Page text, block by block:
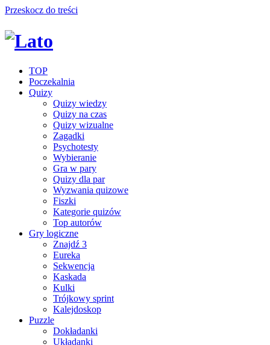
Przeskocz do treści
TOP
Poczekalnia
Quizy
Quizy wiedzy
Quizy na czas
Quizy wizualne
Zagadki
Psychotesty
Wybieranie
Gra w pary
Quizy dla par
Wyzwania quizowe
Fiszki
Kategorie quizów
Top autorów
Gry logiczne
Znajdź 3
Eureka
Sekwencja
Kaskada
Kulki
Trójkowy sprint
Kalejdoskop
Puzzle
Dokładanki
Układanki